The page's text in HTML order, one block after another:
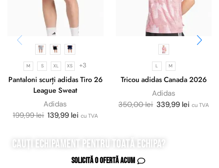
M S XL XS +3
Pantaloni scurți adidas Tiro 26
League Sweat
Adidas
199,99lei 139,99 lei cu TVA
L M
Tricou adidas Canada 2026
Adidas
350,00lei 339,99 lei cu TVA
Cauți echipament pentru toată echipa?
Solicită o ofertă acum